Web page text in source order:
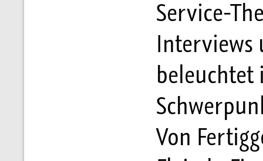
Service-
Interviews
beleuchtet
Von